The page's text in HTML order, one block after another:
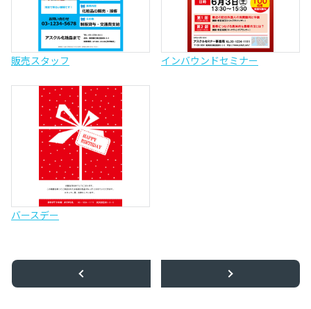
販売スタッフ インバウンドセミナー
バースデー